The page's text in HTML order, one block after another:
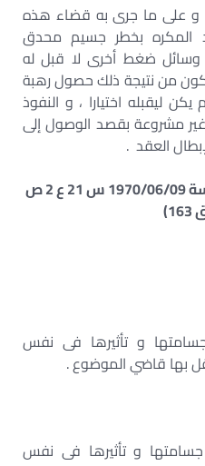
– و على ما جرى به قضاء هذه
المكره بخطر جسيم محدق
وسائل ضغط أخرى لا قبل له
من نتيجة ذلك حصول رهبة
ليقبله اختيارا ، و النفوذ
غير مشروعة بقصد الوصول إلى
العقد .
(الطعن رقم 142 لسنة 36 جلسة 1970/06/09 س 21 ع 2 ص
جسامتها و تأثيرها فى نفس
بها قاضي الموضوع .
جسامتها و تأثيرها فى نفس